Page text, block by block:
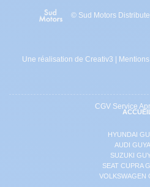
© Sud Motors
Une réalisation de Creativ3 |
CGV Service
ACCUEIL
HYUNDAI
AUDI
SUZUKI
SEAT CUPRA
VOLKSWAGEN